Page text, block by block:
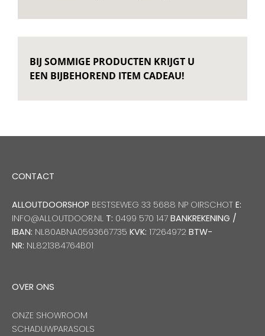
BIJ SOMMIGE PRODUCTEN KRIJGT U
EEN BIJBEHOREND ITEM CADEAU!
CONTACT
ALLOUTDOORSHOP BESTSEWEG 33 5688 NP OIRSCHOT E:
INFO@ALLOUTDOOR.NL T: 0499 570 147 BANKREKENING /
IBAN: NL80ABNA0593667735 KVK: 17264972 BTW-
NR: NL821384764B01
OVER ONS
ONZE SHOWROOM
SCHADUWPARASOLS